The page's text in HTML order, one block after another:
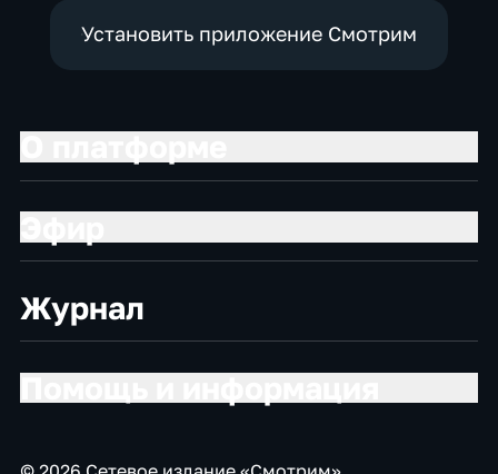
Установить приложение Смотрим
Журнал